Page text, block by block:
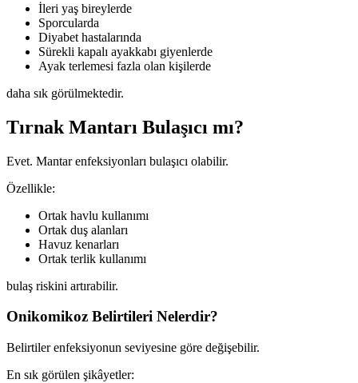
İleri yaş bireylerde
Sporcularda
Diyabet hastalarında
Sürekli kapalı ayakkabı giyenlerde
Ayak terlemesi fazla olan kişilerde
daha sık görülmektedir.
Tırnak Mantarı Bulaşıcı mı?
Evet. Mantar enfeksiyonları bulaşıcı olabilir.
Özellikle:
Ortak havlu kullanımı
Ortak duş alanları
Havuz kenarları
Ortak terlik kullanımı
bulaş riskini artırabilir.
Onikomikoz Belirtileri Nelerdir?
Belirtiler enfeksiyonun seviyesine göre değişebilir.
En sık görülen şikâyetler: